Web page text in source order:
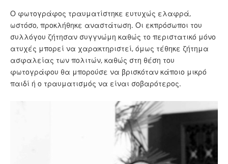
Ο φωτογράφος τραυματίστηκε ευτυχώς ελαφρά,
ωστόσο, προκλήθηκε αναστάτωση. Οι εκπρόσωποι του
συλλόγου ζήτησαν συγγνώμη καθώς το περιστατικό μόνο
ατυχές μπορεί να χαρακτηριστεί, όμως τέθηκε ζήτημα
ασφαλείας των πολιτών, καθώς στη θέση του
φωτογράφου θα μπορούσε να βρισκόταν κάποιο μικρό
παιδί ή ο τραυματισμός να είναι σοβαρότερος.